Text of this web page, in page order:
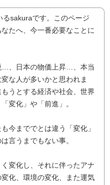
るsakuraです。このページ
たへ、今一番必要なことに
…、日本の物価上昇…、本当
な人が多いかと思われま
うとする経済や社会、世界
変化」や「前進」。
今まででとは違う「変化」
言うまでもない事。
変化し、それに伴ったアナ
化、環境の変化、また運気